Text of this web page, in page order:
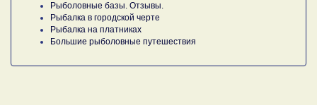
Рыболовные базы. Отзывы.
Рыбалка в городской черте
Рыбалка на платниках
Большие рыболовные путешествия